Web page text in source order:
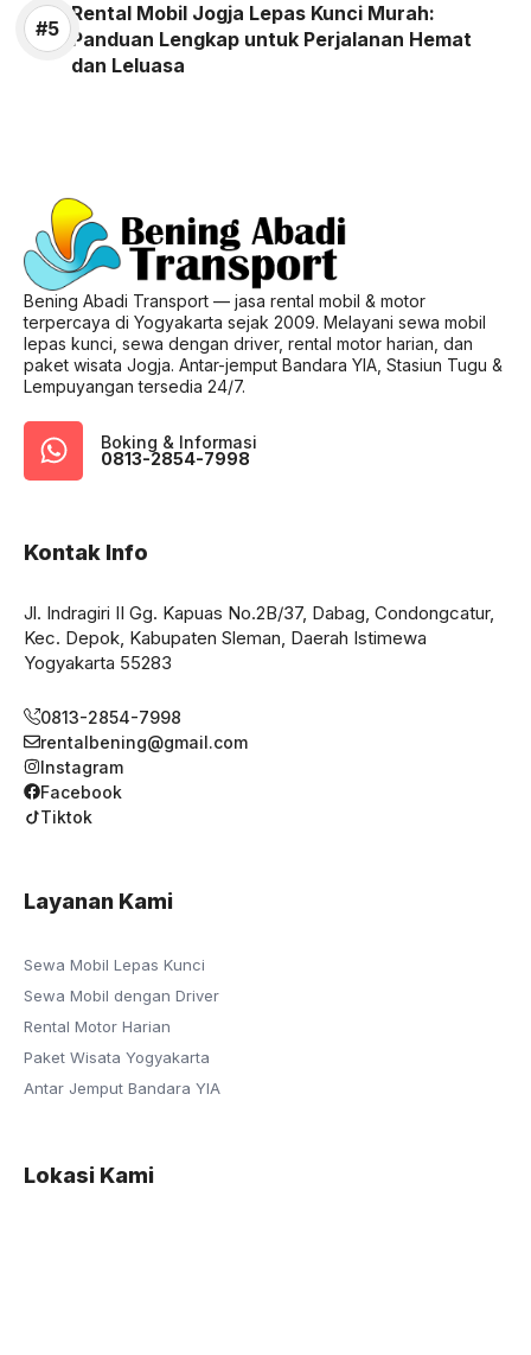
Rental Mobil Jogja Lepas Kunci Murah:
Panduan Lengkap untuk Perjalanan Hemat
dan Leluasa
Bening Abadi Transport — jasa rental mobil & motor
terpercaya di Yogyakarta sejak 2009. Melayani sewa mobil
lepas kunci, sewa dengan driver, rental motor harian, dan
paket wisata Jogja. Antar-jemput Bandara YIA, Stasiun Tugu &
Lempuyangan tersedia 24/7.
Boking & Informasi
0813-2854-7998
Kontak Info
Jl. Indragiri II Gg. Kapuas No.2B/37, Dabag, Condongcatur,
Kec. Depok, Kabupaten Sleman, Daerah Istimewa
Yogyakarta 55283
0813-2854-7998
rentalbening@gmail.com
Instagram
Facebook
Tiktok
Layanan Kami
Sewa Mobil Lepas Kunci
Sewa Mobil dengan Driver
Rental Motor Harian
Paket Wisata Yogyakarta
Antar Jemput Bandara YIA
Lokasi Kami